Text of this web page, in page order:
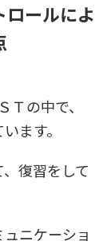
ールによ
の中で、
ます。
復習をして
ニケーショ